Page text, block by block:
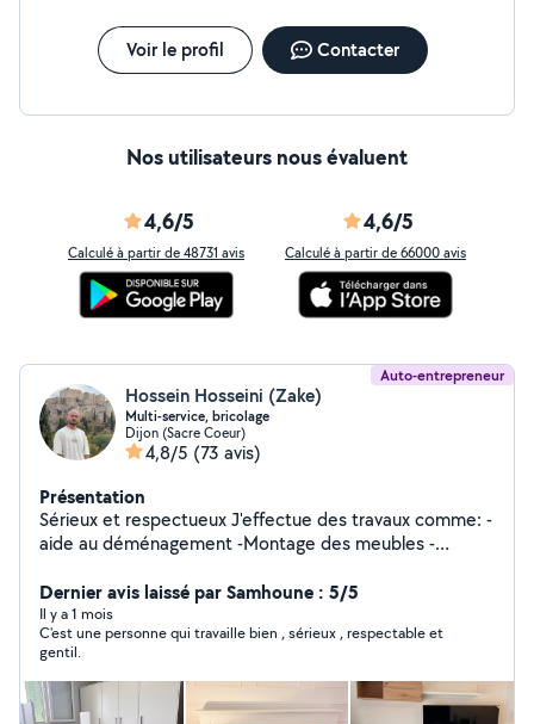
Voir le profil Contacter
Nos utilisateurs nous évaluent
4,6/5
Calculé à partir de 48731 avis
4,6/5
Calculé à partir de 66000 avis
Auto-entrepreneur
Hossein Hosseini (Zake)
Multi-service, bricolage
Dijon (Sacre Coeur)
4,8/5 (73 avis)
Présentation
Sérieux et respectueux J'effectue des travaux comme: -
aide au déménagement -Montage des meubles -
bain -Divers bricolage
Dernier avis laissé par Samhoune : 5/5
Il y a 1 mois
C'est une personne qui travaille bien , sérieux , respectable et
gentil.